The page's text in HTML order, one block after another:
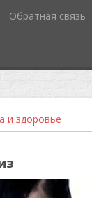
Обратная связь
и здоровье